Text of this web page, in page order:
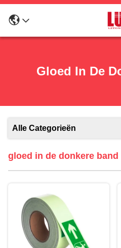
Gloed In De
Alle Categorieën
gloed in de donkere band